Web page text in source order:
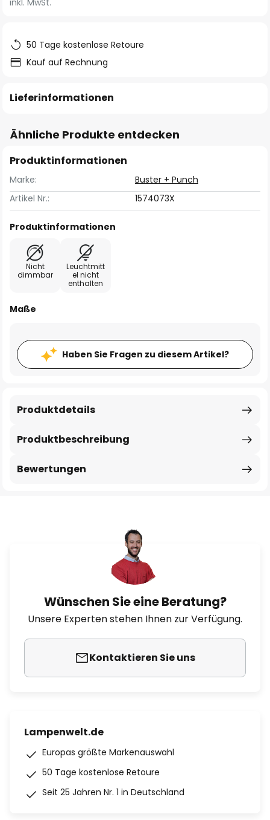
springen
inkl. MwSt.
50 Tage kostenlose Retoure
Kauf auf Rechnung
Lieferinformationen
Ähnliche Produkte entdecken
Produktinformationen
Marke:
Buster + Punch
Artikel Nr.:
1574073X
Produktinformationen
Nicht
dimmbar
Leuchtmitt
el nicht
enthalten
Maße
Haben Sie Fragen zu diesem Artikel?
Produktbeschreibung
Produktdetails
Bewertungen
Wünschen Sie eine Beratung?
Unsere Experten stehen Ihnen zur Verfügung.
Kontaktieren Sie uns
Lampenwelt.de
Europas größte Markenauswahl
50 Tage kostenlose Retoure
Seit 25 Jahren Nr. 1 in Deutschland